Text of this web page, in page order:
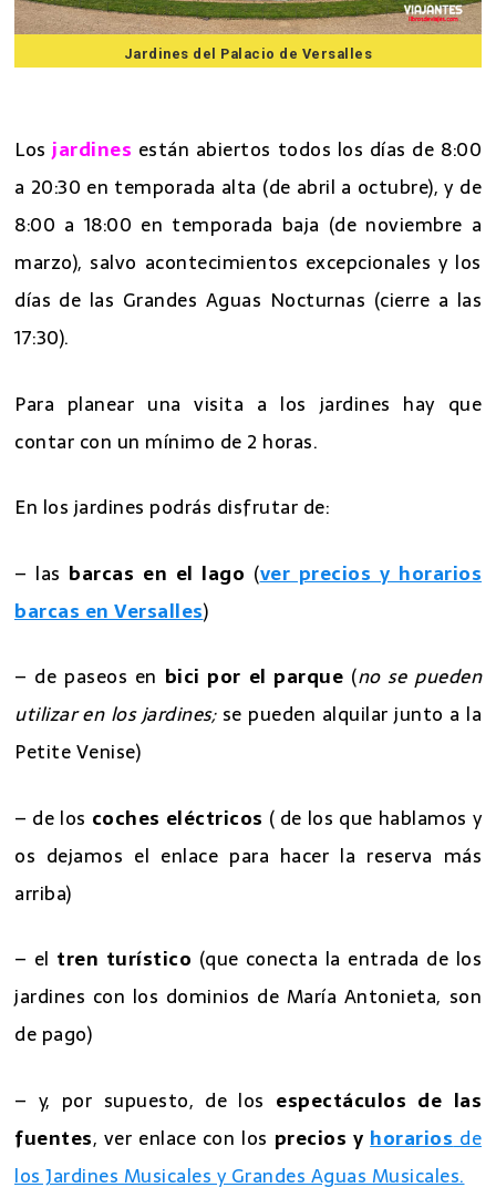
Jardines del Palacio de Versalles
Los jardines están abiertos todos los días de 8:00
a 20:30 en temporada alta (de abril a octubre), y de
8:00 a 18:00 en temporada baja (de noviembre a
marzo), salvo acontecimientos excepcionales y los
días de las Grandes Aguas Nocturnas (cierre a las
17:30).
Para planear una visita a los jardines hay que
contar con un mínimo de 2 horas.
En los jardines podrás disfrutar de:
– las barcas en el lago (ver precios y horarios
barcas en Versalles)
– de paseos en bici por el parque (no se pueden
utilizar en los jardines;se pueden alquilar junto a la
Petite Venise)
– de los coches eléctricos ( de los que hablamos y
os dejamos el enlace para hacer la reserva más
arriba)
– el tren turístico (que conecta la entrada de los
jardines con los dominios de María Antonieta, son
de pago)
– y, por supuesto, de los espectáculos de las
fuentes, ver enlace con los precios y horarios de
los Jardines Musicales y Grandes Aguas Musicales.